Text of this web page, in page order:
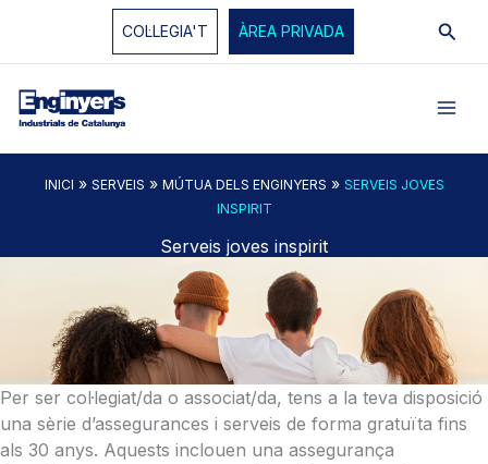
COL·LEGIA'T ÀREA PRIVADA
INICI » SERVEIS » MÚTUA DELS ENGINYERS » SERVEIS JOVES
INSPIRIT
Serveis joves inspirit
Per ser col·legiat/da o associat/da, tens a la teva disposició
una sèrie d’assegurances i serveis de forma gratuïta fins
als 30 anys. Aquests inclouen una assegurança